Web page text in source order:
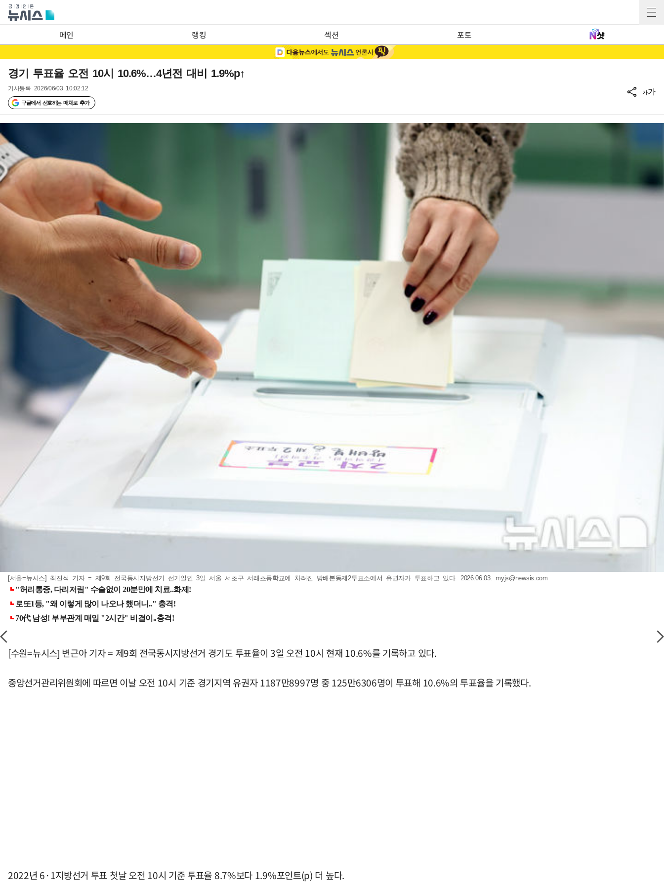
메인 랭킹 섹션 포토
경기 투표율 오전 10시 10.6%…4년전 대비 1.9%p↑
기사등록 2026/06/03 10:02:12
구글에서 선호하는 매체로 추가
가가
[서울=뉴시스] 최진석 기자 = 제9회 전국동시지방선거 선거일인 3일 서울 서초구 서래초등학교에 차려진 방배본동제2투표소에서 유권자가 투표하고 있다. 2026.06.03. myjs@newsis.com
[수원=뉴시스] 변근아 기자 = 제9회 전국동시지방선거 경기도 투표율이 3일 오전 10시 현재 10.6%를 기록하고 있다.
중앙선거관리위원회에 따르면 이날 오전 10시 기준 경기지역 유권자 1187만8997명 중 125만6306명이 투표해 10.6%의 투표율을 기록했다.
2022년 6·1지방선거 투표 첫날 오전 10시 기준 투표율 8.7%보다 1.9%포인트(p) 더 높다.